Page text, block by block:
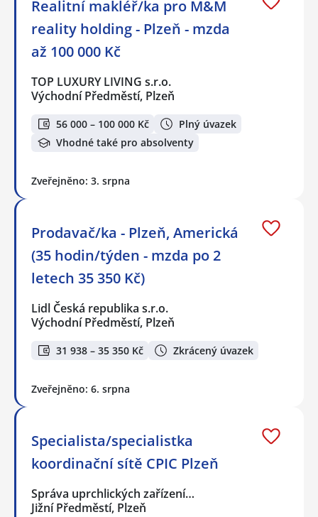
Realitní makléř/ka pro M&M
reality holding - Plzeň - mzda
až 100 000 Kč
TOP LUXURY LIVING s.r.o.
Východní Předměstí, Plzeň
56 000 – 100 000 Kč
Plný úvazek
Vhodné také pro absolventy
Zveřejněno: 3. srpna
Prodavač/ka - Plzeň, Americká
(35 hodin/týden - mzda po 2
letech 35 350 Kč)
Lidl Česká republika s.r.o.
Východní Předměstí, Plzeň
31 938 – 35 350 Kč Zkrácený úvazek
Zveřejněno: 6. srpna
Specialista/specialistka
koordinační sítě CPIC Plzeň
Správa uprchlických zařízení…
Jižní Předměstí, Plzeň